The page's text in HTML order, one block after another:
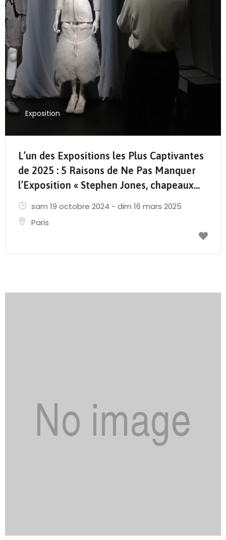
Exposition
L’un des Expositions les Plus Captivantes
de 2025 : 5 Raisons de Ne Pas Manquer
l’Exposition « Stephen Jones, chapeaux...
sam 19 octobre 2024 - dim 16 mars 2025
Paris